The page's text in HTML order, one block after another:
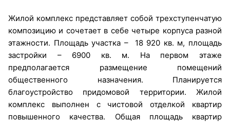
Жилой комплекс представляет собой трехступенчатую
композицию и сочетает в себе четыре корпуса разной
этажности. Площадь участка – 18 920 кв. м, площадь
застройки – 6900 кв. м. На первом этаже
предполагается размещение помещений
общественного назначения. Планируется
благоустройство придомовой территории. Жилой
комплекс выполнен с чистовой отделкой квартир
повышенного качества. Общая площадь квартир